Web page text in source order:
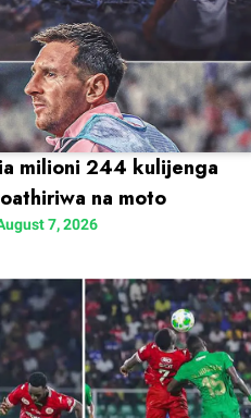
milioni 244 kulijenga
na moto
7, 2026